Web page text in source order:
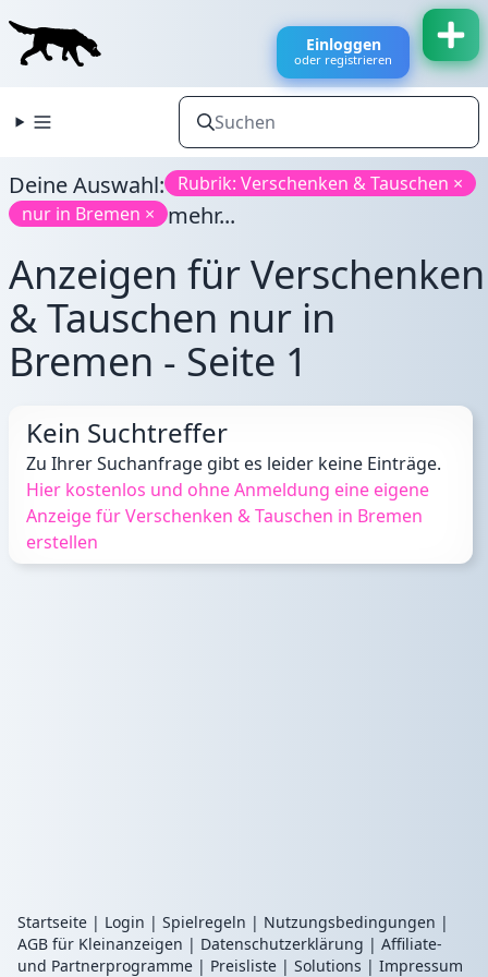
Einloggen
oder registrieren
Deine Auswahl:
Rubrik: Verschenken & Tauschen ×
nur in Bremen ×
mehr...
Anzeigen für Verschenken
& Tauschen nur in
Bremen - Seite 1
Kein Suchtreffer
Zu Ihrer Suchanfrage gibt es leider keine Einträge.
Hier kostenlos und ohne Anmeldung eine eigene
Anzeige für Verschenken & Tauschen in Bremen
erstellen
Startseite | Login | Spielregeln | Nutzungsbedingungen |
AGB für Kleinanzeigen | Datenschutzerklärung | Affiliate-
und Partnerprogramme | Preisliste | Solutions | Impressum